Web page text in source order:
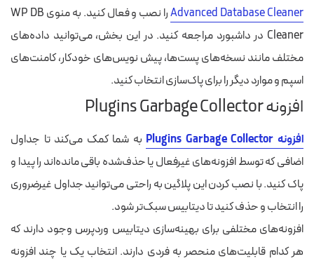
Advanced Database Cleaner
را نصب و فعال کنید. به منوی WP DB
Cleaner در داشبورد مراجعه کنید. در این بخش، می‌توانید داده‌های
مختلف مانند نسخه‌های پست‌ها، پیش‌ نویس‌های خودکار، کامنت‌های
اسپم و موارد دیگر را برای پاک‌سازی انتخاب کنید.
افزونه Plugins Garbage Collector
افزونه Plugins Garbage Collector
به شما کمک می‌کند تا جداول
اضافی که توسط افزونه‌های غیرفعال یا حذف‌شده باقی‌ مانده‌اند را پیدا و
پاک کنید. با نصب کردن این پلاگین به راحتی می‌توانید جداول غیرضروری
را انتخاب و حذف کنید تا دیتابیس سبک‌تر شود.
افزونه‌های مختلفی برای بهینه‌سازی دیتابیس وردپرس وجود دارند که
هر کدام قابلیت‌های منحصر به‌ فردی دارند. انتخاب یک یا چند افزونه